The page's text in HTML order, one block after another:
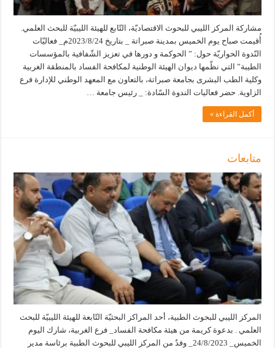
مشاركة المركز الليبي للبحوث الاقتصاديّة، التّابع للهيئة الليبيّة للبحث العلمي.
أُقيمت صباح يوم الخميس بمدينة صبراتة _ بتاريخ 2023/8/24م_ فعاليّات
النّدوة الحواريّة حول: ” الحوكمة و دورها في تعزيز الشّفافية بالمؤسسات
الطيبة” التي نظّمها ديوان الهيئة الوطنية لمكافحة الفساد بالمنطقة الغربية
وكلية الطب البشرى بجامعة صبراتة، بالتعاون مع المعهد الوطني للإدارة فرع
الزاوية. حضر فعاليات الندوة السّادة: _ رئيس جامعة …
أكمل القراءة »
متابعات
المركز الليبي للبحوث الطبية، أحد المراكز البحثيّة التّابعة للهيئة الليبيّة للبحث
العلمي . بدعوة كريمة من هيئة مكافحة الفساد_ فرع الغربية، شارك اليوم
الخميس_ 24/8/2023_ وفدٌ من المركز الليبي للبحوث الطبية برئاسة مدير